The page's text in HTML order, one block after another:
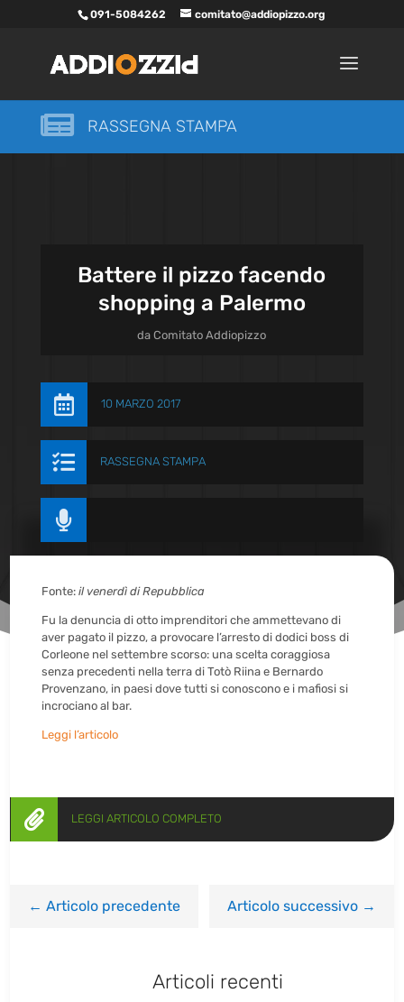
091-5084262 comitato@addiopizzo.org
 RASSEGNA STAMPA
Battere il pizzo facendo
shopping a Palermo
daComitato Addiopizzo
 10 MARZO 2017
 RASSEGNA STAMPA

Fonte:il venerdì di Repubblica
Fu la denuncia di otto imprenditori che ammettevano di
aver pagato il pizzo, a provocare l’arresto di dodici boss di
Corleone nel settembre scorso: una scelta coraggiosa
senza precedenti nella terra di Totò Riina e Bernardo
Provenzano, in paesi dove tutti si conoscono e i mafiosi si
incrociano al bar.
Leggi l’articolo
 LEGGI ARTICOLO COMPLETO
←Articolo precedente Articolo successivo→
Articoli recenti